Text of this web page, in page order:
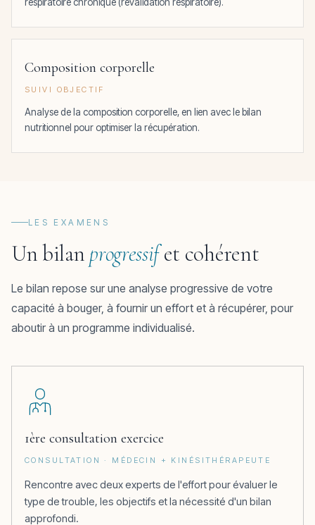
Composition corporelle
SUIVI OBJECTIF
Analyse de la composition corporelle, en lien avec le bilan
nutritionnel pour optimiser la récupération.
LES EXAMENS
Un bilan progressifet cohérent
Le bilan repose sur une analyse progressive de votre
capacité à bouger, à fournir un effort et à récupérer, pour
aboutir à un programme individualisé.
1ère consultation exercice
CONSULTATION · MÉDECIN + KINÉSITHÉRAPEUTE
Rencontre avec deux experts de l'effort pour évaluer le
type de trouble, les objectifs et la nécessité d'un bilan
approfondi.